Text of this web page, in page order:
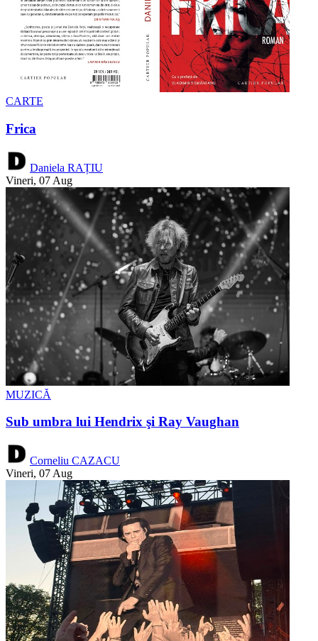
CARTE
Frica
Daniela RAȚIU
Vineri, 07 Aug
MUZICĂ
Sub umbra lui Hendrix şi Ray Vaughan
Corneliu CAZACU
Vineri, 07 Aug